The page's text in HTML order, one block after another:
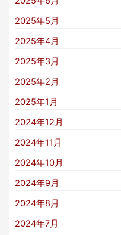
2025年5月
2025年4月
2025年3月
2025年2月
2025年1月
2024年12月
2024年11月
2024年10月
2024年9月
2024年8月
2024年7月